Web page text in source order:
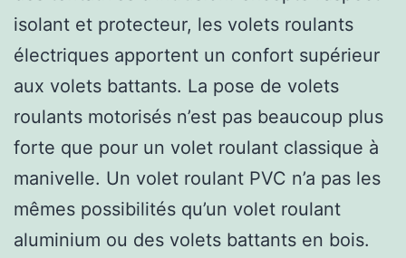
isolant et protecteur, les volets roulants
électriques apportent un confort supérieur
aux volets battants. La pose de volets
roulants motorisés n’est pas beaucoup plus
forte que pour un volet roulant classique à
manivelle. Un volet roulant PVC n’a pas les
mêmes possibilités qu’un volet roulant
aluminium ou des volets battants en bois.